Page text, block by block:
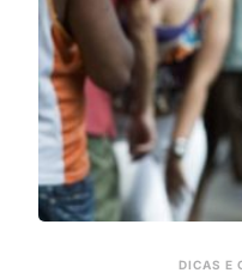
DICAS E